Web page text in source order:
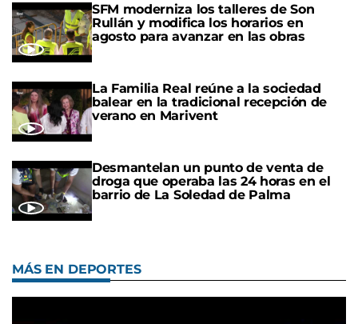
SFM moderniza los talleres de Son
Rullán y modifica los horarios en
agosto para avanzar en las obras
La Familia Real reúne a la sociedad
balear en la tradicional recepción de
verano en Marivent
Desmantelan un punto de venta de
droga que operaba las 24 horas en el
barrio de La Soledad de Palma
MÁS EN DEPORTES